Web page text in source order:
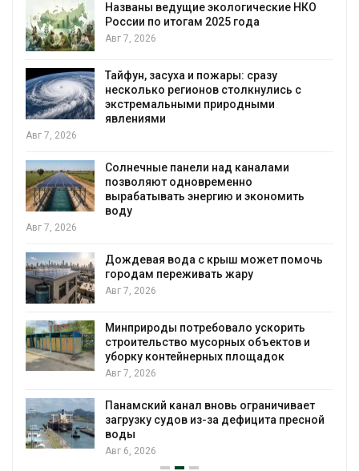
Названы ведущие экологические НКО
России по итогам 2025 года
Авг 7, 2026
Тайфун, засуха и пожары: сразу
несколько регионов столкнулись с
экстремальными природными
явлениями
Солнечные панели над каналами
позволяют одновременно
вырабатывать энергию и экономить
воду
Дождевая вода с крыш может помочь
городам переживать жару
Авг 7, 2026
Минприроды потребовало ускорить
строительство мусорных объектов и
уборку контейнерных площадок
Авг 7, 2026
Панамский канал вновь ограничивает
загрузку судов из-за дефицита пресной
воды
Авг 6, 2026